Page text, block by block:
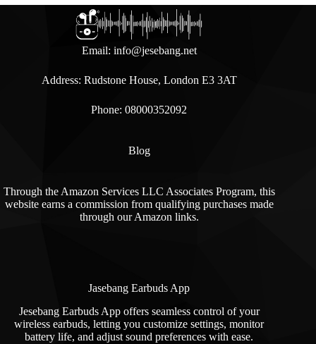
Email: info@jesebang.net
Address: Rudstone House, London E3 3AT
Phone: 08000352092
Blog
Through the Amazon Services LLC Associates Program, this
website earns a commission from qualifying purchases made
through our Amazon links.
Jasebang Earbuds App
Jesebang Earbuds App offers seamless control of your
wireless earbuds, letting you customize settings, monitor
battery life, and adjust sound preferences with ease.